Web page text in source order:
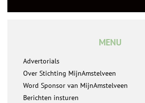
MENU
Advertorials
Over Stichting MijnAmstelveen
Word Sponsor van MijnAmstelveen
Berichten insturen